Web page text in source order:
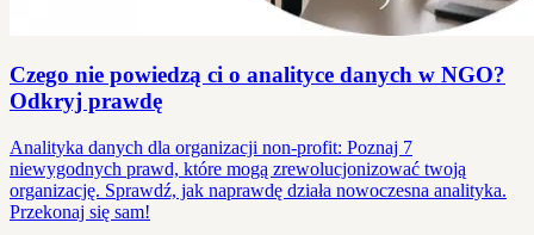
Czego nie powiedzą ci o analityce danych w NGO?
Odkryj prawdę
Analityka danych dla organizacji non-profit: Poznaj 7
niewygodnych prawd, które mogą zrewolucjonizować twoją
organizację. Sprawdź, jak naprawdę działa nowoczesna analityka.
Przekonaj się sam!